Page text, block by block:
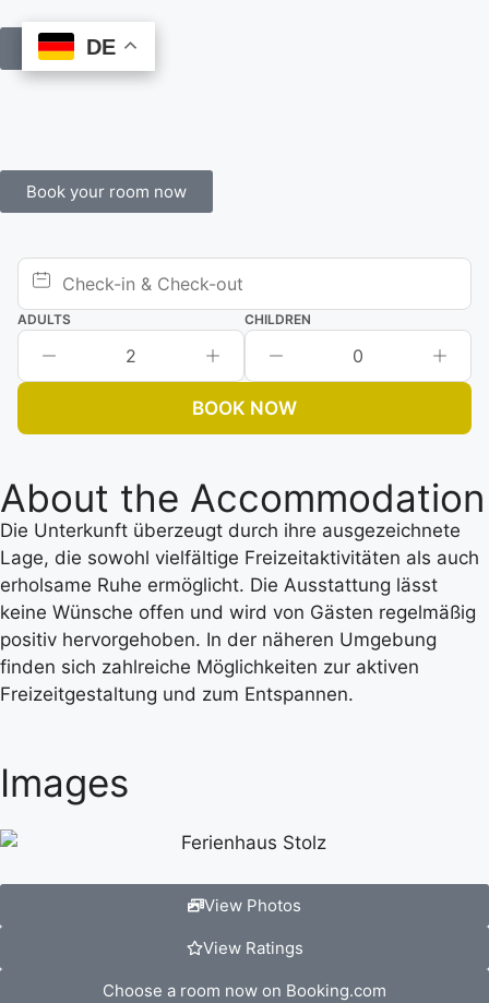
Book Online
Book your room now
ADULTS
2
CHILDREN
0
BOOK NOW
About the Accommodation
Die Unterkunft überzeugt durch ihre ausgezeichnete
Lage, die sowohl vielfältige Freizeitaktivitäten als auch
erholsame Ruhe ermöglicht. Die Ausstattung lässt
keine Wünsche offen und wird von Gästen regelmäßig
positiv hervorgehoben. In der näheren Umgebung
finden sich zahlreiche Möglichkeiten zur aktiven
Freizeitgestaltung und zum Entspannen.
Images
View Photos
View Ratings
Choose a room now on Booking.com
DE
DE